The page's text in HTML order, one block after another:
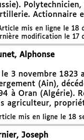
Actionnaire
mis en ligne le 18
modification le 17
Alphonse
le 3 novembre 1823
(Ain),
à Oran (Algérie).
agriculteur,
mis en ligne le 18
Joseph